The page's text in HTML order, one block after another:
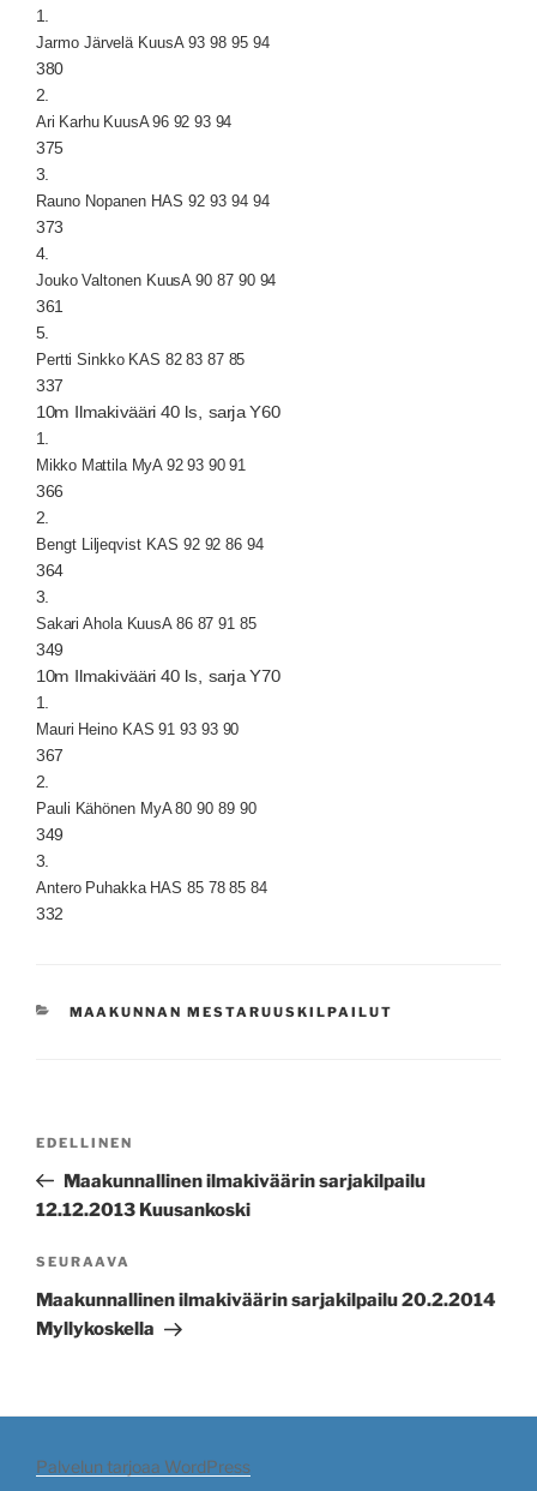
1.
Jarmo Järvelä KuusA 93 98 95 94
380
2.
Ari Karhu KuusA 96 92 93 94
375
3.
Rauno Nopanen HAS 92 93 94 94
373
4.
Jouko Valtonen KuusA 90 87 90 94
361
5.
Pertti Sinkko KAS 82 83 87 85
337
10m Ilmakivääri 40 ls, sarja Y60
1.
Mikko Mattila MyA 92 93 90 91
366
2.
Bengt Liljeqvist KAS 92 92 86 94
364
3.
Sakari Ahola KuusA 86 87 91 85
349
10m Ilmakivääri 40 ls, sarja Y70
1.
Mauri Heino KAS 91 93 93 90
367
2.
Pauli Kähönen MyA 80 90 89 90
349
3.
Antero Puhakka HAS 85 78 85 84
332
KATEGORIAT
MAAKUNNAN MESTARUUSKILPAILUT
Edellinen
artikkeli
EDELLINEN
Maakunnallinen ilmakiväärin sarjakilpailu
12.12.2013 Kuusankoski
Seuraava
artikkeli
SEURAAVA
Maakunnallinen ilmakiväärin sarjakilpailu 20.2.2014
Myllykoskella
Palvelun tarjoaa WordPress